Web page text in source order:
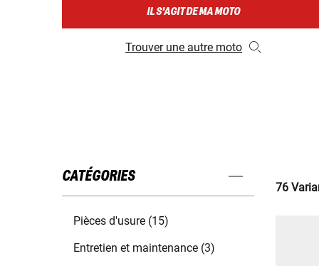
IL S'AGIT DE MA MOTO
Trouver une autre moto
CATÉGORIES
Pièces d'usure (15)
Entretien et maintenance (3)
76